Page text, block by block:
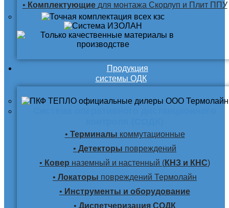
• Комплектующие для монтажа Скорлуп и Плит ППУ
Продукция
системы ОДК
• Терминалы коммутационные
• Детекторы повреждений
• Ковер наземный и настенный (КНЗ и КНС)
• Локаторы повреждений Термолайн
• Инструменты и оборудование
• Диспетчеризация СОДК